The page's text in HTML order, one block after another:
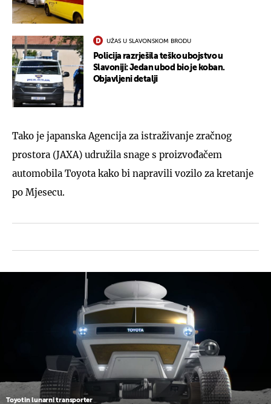
UŽAS U SLAVONSKOM BRODU
Policija razrješila teško ubojstvo u
Slavoniji: Jedan ubod bio je koban.
Objavljeni detalji
Tako je japanska Agencija za istraživanje zračnog
prostora (JAXA) udružila snage s proizvođačem
automobila Toyota kako bi napravili vozilo za kretanje
po Mjesecu.
Toyotin lunarni transporter